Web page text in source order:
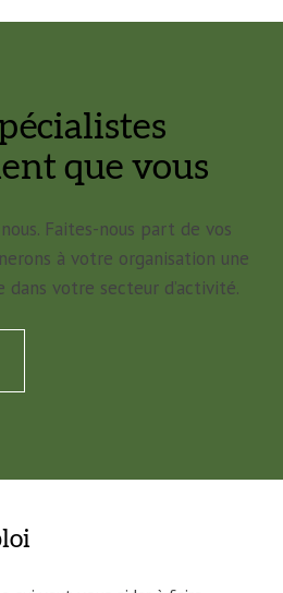
que vous
Faites-nous part de vos
à votre organisation une
dans votre secteur d’activité.